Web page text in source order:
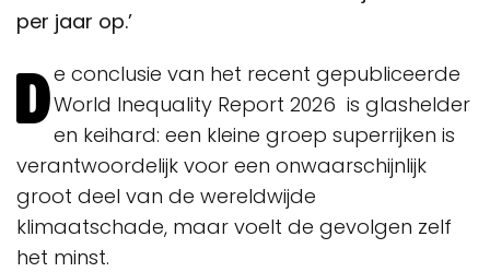
per jaar op.’
De conclusie van het recent gepubliceerde
World Inequality Report 2026 is glashelder
en keihard: een kleine groep superrijken is
verantwoordelijk voor een onwaarschijnlijk
groot deel van de wereldwijde
klimaatschade, maar voelt de gevolgen zelf
het minst.